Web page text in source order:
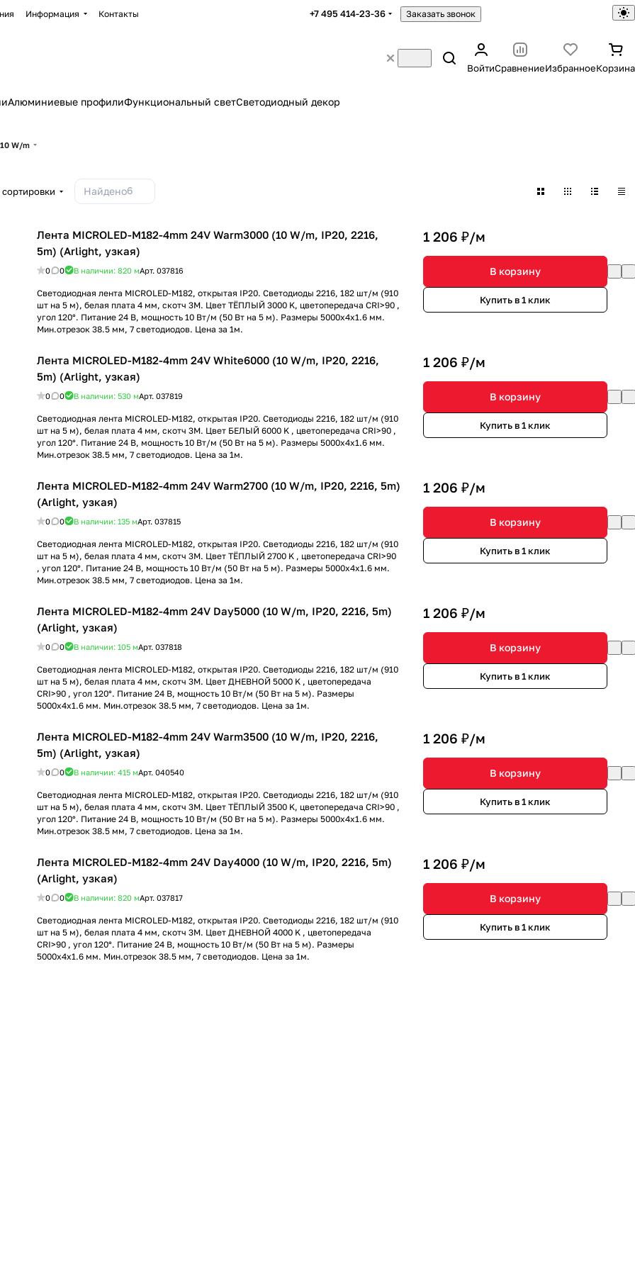
Информация Контакты +7 495 414-23-36 Заказать звонок
ВойтиСравнениеИзбранноеКорзина
Алюминиевые профилиФункциональный светСветодиодный декор
W/m
Найдено6
Лента MICROLED-M182-4mm 24V Warm3000 (10 W/m, IP20, 2216,
5m) (Arlight, узкая)
0 0 В наличии: 820 мАрт. 037816
Светодиодная лента MICROLED-M182, открытая IP20. Светодиоды 2216, 182 шт/м (910
шт на 5 м), белая плата 4 мм, скотч 3M. Цвет ТЁПЛЫЙ 3000 K, цветопередача CRI>90 ,
угол 120°. Питание 24 В, мощность 10 Вт/м (50 Вт на 5 м). Размеры 5000x4x1.6 мм.
Мин.отрезок 38.5 мм, 7 светодиодов. Цена за 1м.
1 206 ₽/м
В корзину
Купить в 1 клик
Лента MICROLED-M182-4mm 24V White6000 (10 W/m, IP20, 2216,
5m) (Arlight, узкая)
0 0 В наличии: 530 мАрт. 037819
Светодиодная лента MICROLED-M182, открытая IP20. Светодиоды 2216, 182 шт/м (910
шт на 5 м), белая плата 4 мм, скотч 3M. Цвет БЕЛЫЙ 6000 K , цветопередача CRI>90 ,
угол 120°. Питание 24 В, мощность 10 Вт/м (50 Вт на 5 м). Размеры 5000x4x1.6 мм.
Мин.отрезок 38.5 мм, 7 светодиодов. Цена за 1м.
1 206 ₽/м
В корзину
Купить в 1 клик
Лента MICROLED-M182-4mm 24V Warm2700 (10 W/m, IP20, 2216, 5m)
(Arlight, узкая)
0 0 В наличии: 135 мАрт. 037815
Светодиодная лента MICROLED-M182, открытая IP20. Светодиоды 2216, 182 шт/м (910
шт на 5 м), белая плата 4 мм, скотч 3M. Цвет ТЁПЛЫЙ 2700 K , цветопередача CRI>90
, угол 120°. Питание 24 В, мощность 10 Вт/м (50 Вт на 5 м). Размеры 5000x4x1.6 мм.
Мин.отрезок 38.5 мм, 7 светодиодов. Цена за 1м.
1 206 ₽/м
В корзину
Купить в 1 клик
Лента MICROLED-M182-4mm 24V Day5000 (10 W/m, IP20, 2216, 5m)
(Arlight, узкая)
0 0 В наличии: 105 мАрт. 037818
Светодиодная лента MICROLED-M182, открытая IP20. Светодиоды 2216, 182 шт/м (910
шт на 5 м), белая плата 4 мм, скотч 3M. Цвет ДНЕВНОЙ 5000 K , цветопередача
CRI>90 , угол 120°. Питание 24 В, мощность 10 Вт/м (50 Вт на 5 м). Размеры
5000x4x1.6 мм. Мин.отрезок 38.5 мм, 7 светодиодов. Цена за 1м.
1 206 ₽/м
В корзину
Купить в 1 клик
Лента MICROLED-M182-4mm 24V Warm3500 (10 W/m, IP20, 2216,
5m) (Arlight, узкая)
0 0 В наличии: 415 мАрт. 040540
Светодиодная лента MICROLED-M182, открытая IP20. Светодиоды 2216, 182 шт/м (910
шт на 5 м), белая плата 4 мм, скотч 3M. Цвет ТЁПЛЫЙ 3500 K, цветопередача CRI>90 ,
угол 120°. Питание 24 В, мощность 10 Вт/м (50 Вт на 5 м). Размеры 5000x4x1.6 мм.
Мин.отрезок 38.5 мм, 7 светодиодов. Цена за 1м.
1 206 ₽/м
В корзину
Купить в 1 клик
Лента MICROLED-M182-4mm 24V Day4000 (10 W/m, IP20, 2216, 5m)
(Arlight, узкая)
0 0 В наличии: 820 мАрт. 037817
Светодиодная лента MICROLED-M182, открытая IP20. Светодиоды 2216, 182 шт/м (910
шт на 5 м), белая плата 4 мм, скотч 3M. Цвет ДНЕВНОЙ 4000 K , цветопередача
CRI>90 , угол 120°. Питание 24 В, мощность 10 Вт/м (50 Вт на 5 м). Размеры
5000x4x1.6 мм. Мин.отрезок 38.5 мм, 7 светодиодов. Цена за 1м.
1 206 ₽/м
В корзину
Купить в 1 клик